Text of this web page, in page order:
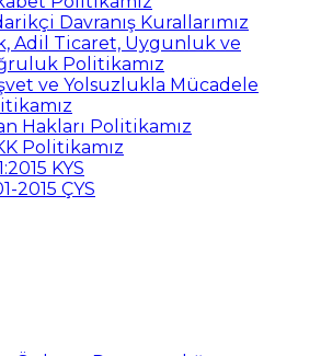
Davranış Kurallarımız
Adil Ticaret, Uygunluk ve
Politikamız
ve Yolsuzlukla Mücadele
Hakları Politikamız
Politikamız
KYS
2015 ÇYS